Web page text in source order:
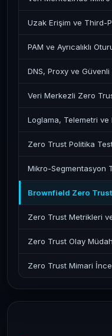
Uzak Erişim ve Third-
PAM ve Ayrıcalıklı
DNS, Proxy ve
Veri Merkezli Zero
Loglama, Telemetri ve
Zero Trust Politika
Mikro-Segmentasyon
Brownfield Zero
Zero Trust Metrikleri ve
Zero Trust Olay
Zero Trust Mimari